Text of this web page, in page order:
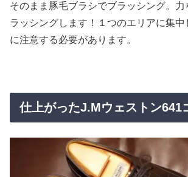
そのまま豚毛ブラシでブラッシング。
ラッシングします！１つのエリアに集中
に注意する必要があります。
仕上がったJ.Mウェストン641